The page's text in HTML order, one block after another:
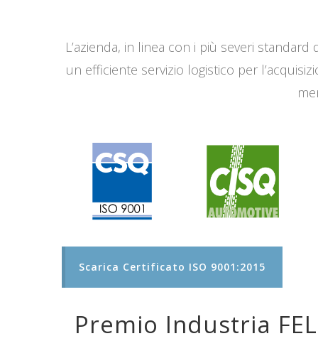
L’azienda, in linea con i più severi
un efficiente servizio logistico per
Scarica Certificato ISO 9001:2015
Premio Industria